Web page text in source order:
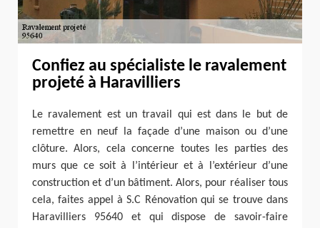
Confiez au spécialiste le ravalement
projeté à Haravilliers
Le ravalement est un travail qui est dans le but de
remettre en neuf la façade d’une maison ou d’une
clôture. Alors, cela concerne toutes les parties des
murs que ce soit à l’intérieur et à l’extérieur d’une
construction et d’un bâtiment. Alors, pour réaliser tous
cela, faites appel à S.C Rénovation qui se trouve dans
Haravilliers 95640 et qui dispose de savoir-faire